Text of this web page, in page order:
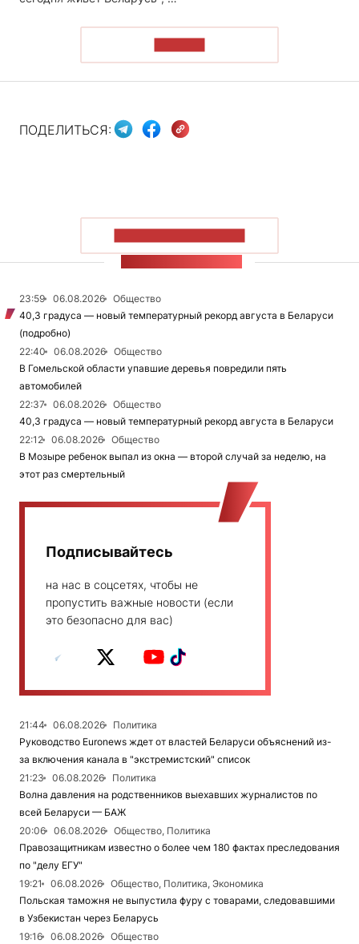
ПОДЕЛИТЬСЯ:
23:59 06.08.2026
Общество
40,3 градуса — новый температурный рекорд августа в Беларуси
(подробно)
22:40
06.08.2026
Общество
В Гомельской области упавшие деревья повредили пять
автомобилей
22:37
06.08.2026
Общество
40,3 градуса — новый температурный рекорд августа в Беларуси
22:12
06.08.2026
Общество
В Мозыре ребенок выпал из окна — второй случай за неделю, на
этот раз смертельный
Подписывайтесь
на нас в соцсетях, чтобы не
пропустить важные новости (если
это безопасно для вас)
21:44 06.08.2026
Политика
Руководство Euronews ждет от властей Беларуси объяснений из-
за включения канала в "экстремистский" список
21:23
06.08.2026
Политика
Волна давления на родственников выехавших журналистов по
всей Беларуси — БАЖ
20:06
06.08.2026
Общество, Политика
Правозащитникам известно о более чем 180 фактах преследования
по "делу ЕГУ"
19:21
06.08.2026
Общество, Политика, Экономика
Польская таможня не выпустила фуру с товарами, следовавшими
в Узбекистан через Беларусь
19:16
06.08.2026
Общество